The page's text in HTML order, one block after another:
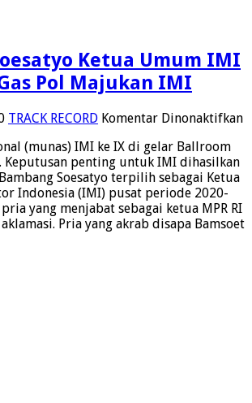
Ketua Umum IMI
Pol Majukan IMI
TRACK RECORD Komentar Dinonaktifkan
(munas) IMI ke IX di gelar Ballroom
Keputusan penting untuk IMI dihasilkan
Soesatyo terpilih sebagai Ketua
Indonesia (IMI) pusat periode 2020-
yang menjabat sebagai ketua MPR RI
Pria yang akrab disapa Bamsoet